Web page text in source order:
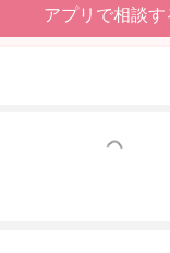
アプリで相談す
もっと見る